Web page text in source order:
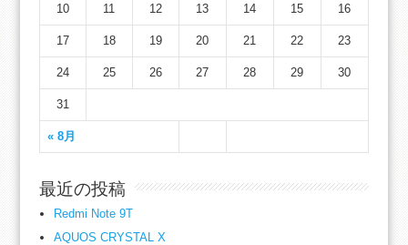
« 8月
10 11 12 13 14 15 16
17 18 19 20 21 22 23
24 25 26 27 28 29 30
31
最近の投稿
Redmi Note 9T
AQUOS CRYSTAL X